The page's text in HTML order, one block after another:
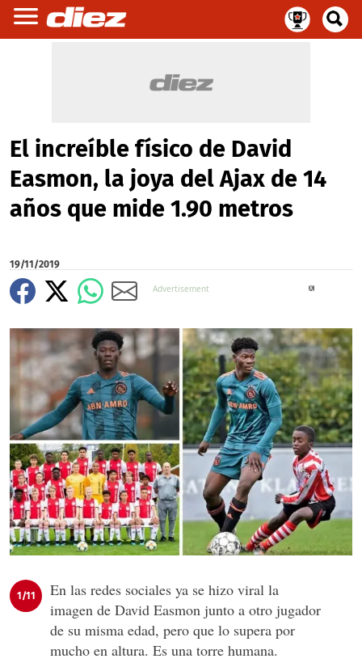
El increíble físico de David
Easmon, la joya del Ajax de 14
años que mide 1.90 metros
19/11/2019
1/11
En las redes sociales ya se hizo viral la
imagen de David Easmon junto a otro jugador
de su misma edad, pero que lo supera por
mucho en altura. Es una torre humana.
X